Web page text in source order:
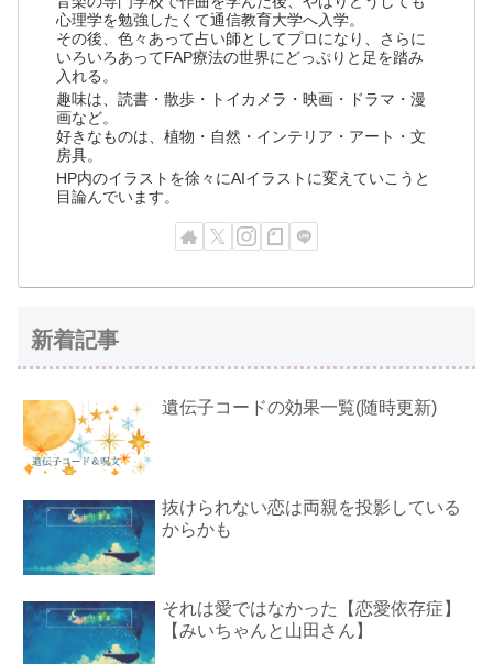
心理学を勉強したくて通信教育大学へ入学。
その後、色々あって占い師としてプロになり、さらに
いろいろあってFAP療法の世界にどっぷりと足を踏み
入れる。
趣味は、読書・散歩・トイカメラ・映画・ドラマ・漫
画など。
好きなものは、植物・自然・インテリア・アート・文
房具。
HP内のイラストを徐々にAIイラストに変えていこうと
目論んでいます。
新着記事
遺伝子コードの効果一覧(随時更新)
抜けられない恋は両親を投影している
からかも
それは愛ではなかった【恋愛依存症】
【みいちゃんと山田さん】